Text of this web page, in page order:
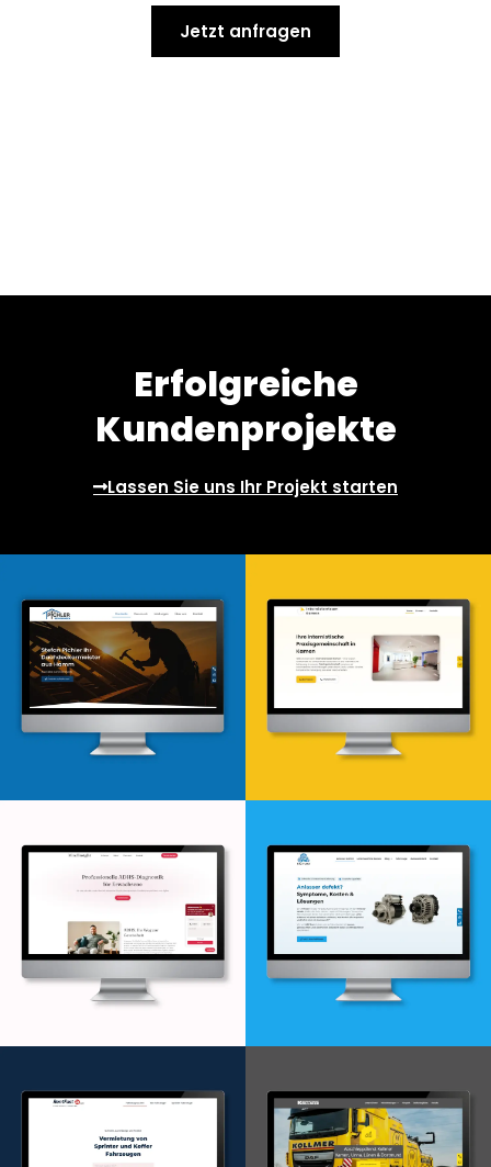
Jetzt anfragen
Erfolgreiche
Kundenprojekte
Lassen Sie uns Ihr Projekt starten
Webdesign & -entwicklung Webdesign & -entwicklung
Webdesign & -entwicklung Webdesign & -entwicklung